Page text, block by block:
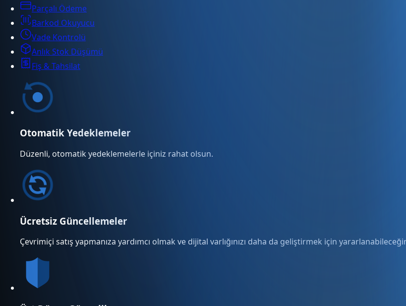
Parçalı Ödeme
Barkod Okuyucu
Vade Kontrolü
Anlık Stok Düşümü
Fiş & Tahsilat
Otomatik Yedeklemeler
Düzenli, otomatik yedeklemelerle içiniz rahat olsun.
Ücretsiz Güncellemeler
Çevrimiçi satış yapmanıza yardımcı olmak ve dijital varlığınızı daha da geliştirmek için